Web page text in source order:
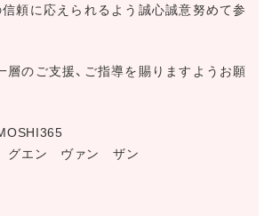
信頼に応えられるよう誠心誠意努めて参
のご支援、ご指導を賜りますようお願
グエン ヴァン ザン